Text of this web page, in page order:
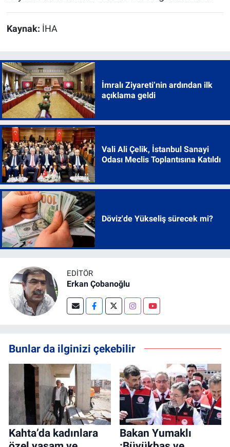
Kaynak: İHA
İmralı Ziyareti’nin ardından ilk
açıklama geldi
Vali Ali Çelik, İstanbul Sanayi
Odası Meclis Toplantısına Katıldı
Döviz'de Yükseliş sürecek mi?
EDITÖR
Erkan Çobanoğlu
Bunlar da ilginizi çekebilir
Kahta’da kadınlara
Bakan Yumaklı